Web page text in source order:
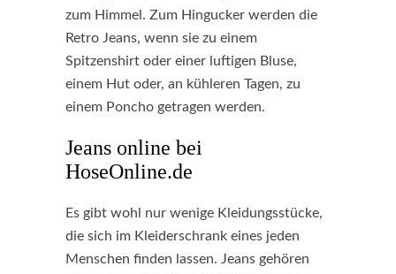
zum Himmel. Zum Hingucker werden die
Retro Jeans, wenn sie zu einem
Spitzenshirt oder einer luftigen Bluse,
einem Hut oder, an kühleren Tagen, zu
einem Poncho getragen werden.
Jeans online bei
HoseOnline.de
Es gibt wohl nur wenige Kleidungsstücke,
die sich im Kleiderschrank eines jeden
Menschen finden lassen. Jeans gehören